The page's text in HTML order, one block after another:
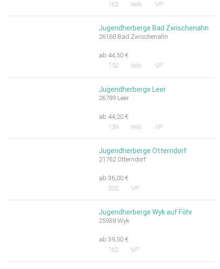
162
teils VP
Jugendherberge Bad Zwischenahn
26160 Bad Zwischenahn
ab 44,50 €
150
teils VP
Jugendherberge Leer
26789 Leer
ab 44,20 €
139
teils VP
Jugendherberge Otterndorf
21762 Otterndorf
ab 36,00 €
202
VP
Jugendherberge Wyk auf Föhr
25938 Wyk
ab 39,50 €
162
VP